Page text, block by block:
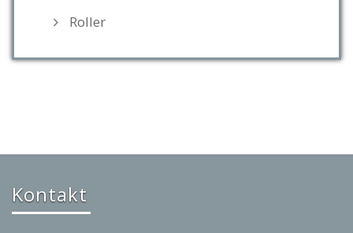
Roller
Kontakt